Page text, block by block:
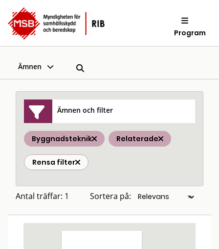
Program
Ämnen
Ämnen och filter
Byggnadsteknik Relaterade
Rensa filter
Antal träffar: 1 Sortera på: